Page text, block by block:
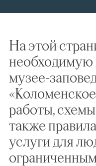
На этой
музее-
работы,
также
услуги для